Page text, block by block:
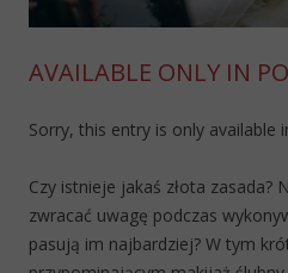
AVAILABLE ONLY IN
Sorry, this entry is only available
Czy istnieje jakaś złota zasada?
zwracać uwagę podczas
pasują im najbardziej? W tym